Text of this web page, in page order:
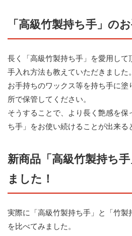
「高級竹製持ち手」の
長く「高級竹製持ち手」を愛用して
手入れ方法も教えていただきました。
お手持ちのワックス等を持ち手に塗
所で保管してください。
そうすることで、より長く艶感を保
ち手」をお使い続けることが出来る
新商品「高級竹製持ち
ました！
実際に「高級竹製持ち手」と「竹製
を比べてみました。